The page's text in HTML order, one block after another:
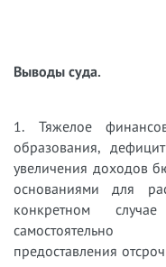
Выводы суда.
1. Тяжелое
образования,
увеличения доходов
основаниями для
конкретном
самостоятельно
предоставления